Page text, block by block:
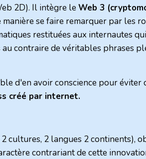
2D). Il intègre leWeb 3
manière se faire remarquer par les
restituées aux internautes
contraire de véritables phrases
d'en avoir conscience pour éviter
créé par internet.
cultures, 2 langues 2 continents),
contrariant de cette